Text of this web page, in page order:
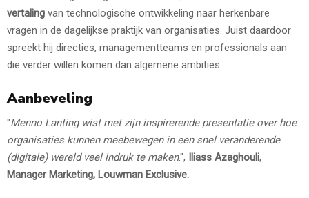
vertaling van technologische ontwikkeling naar herkenbare
vragen in de dagelijkse praktijk van organisaties. Juist daardoor
spreekt hij directies, managementteams en professionals aan
die verder willen komen dan algemene ambities.
Aanbeveling
"Menno Lanting wist met zijn inspirerende presentatie over hoe
organisaties kunnen meebewegen in een snel veranderende
(digitale) wereld veel indruk te maken.", Iliass Azaghouli,
Manager Marketing, Louwman Exclusive.